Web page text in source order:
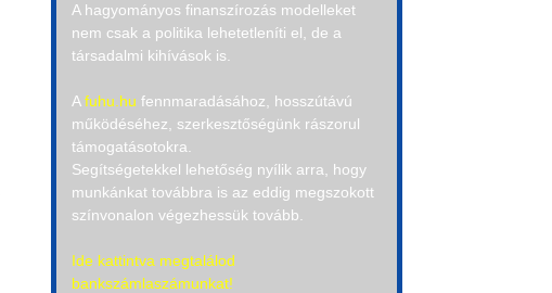
A hagyományos finanszírozás modelleket
nem csak a politika lehetetleníti el, de a
társadalmi kihívások is.
Afuhu.hu fennmaradásához, hosszútávú
működéséhez, szerkesztőségünk rászorul
támogatásotokra.
Segítségetekkel lehetőség nyílik arra, hogy
munkánkat továbbra is az eddig megszokott
színvonalon végezhessük tovább.
Ide kattintva megtalálod
bankszámlaszámunkat!